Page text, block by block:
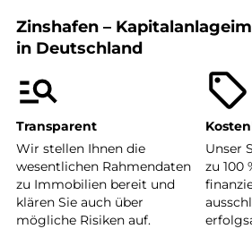
Zinshafen –
in Deutschland
Transparent
Wir stellen Ihnen die
wesentlichen Rahmendaten
zu Immobilien bereit und
klären Sie auch über
mögliche Risiken auf.
Unser
zu 100